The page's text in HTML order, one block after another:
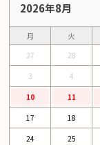
2026年8月
月 火
27
28
3
4
10
11
17
18
24
25